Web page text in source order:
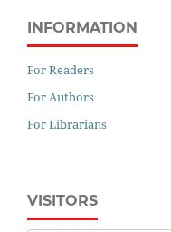
INFORMATION
For Readers
For Authors
For Librarians
VISITORS